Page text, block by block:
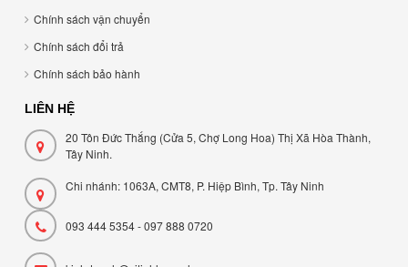
Chính sách vận chuyển
Chính sách đổi trả
Chính sách bảo hành
LIÊN HỆ
20 Tôn Đức Thắng (Cửa 5, Chợ Long Hoa) Thị Xã Hòa Thành,
Tây Ninh.
Chi nhánh: 1063A, CMT8, P. Hiệp Bình, Tp. Tây Ninh
093 444 5354 - 097 888 0720